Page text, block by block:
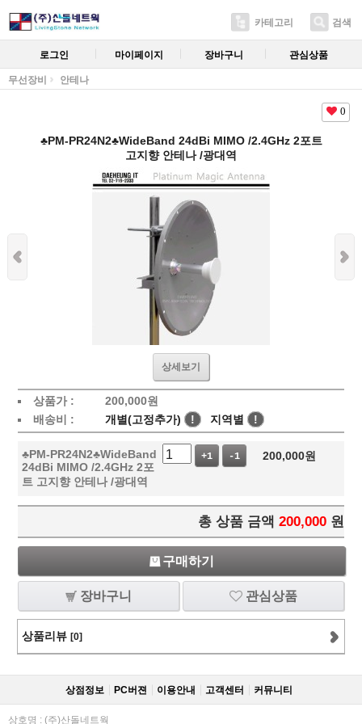
카테고리 검색
로그인 마이페이지 장바구니 관심상품
무선장비 안테나
0
♣PM-PR24N2♣WideBand 24dBi MIMO /2.4GHz 2포트
고지향 안테나 /광대역
상세보기
상품가 : 200,000원
배송비 :
개별(고정추가) ! 지역별 !
♣PM-PR24N2♣WideBand
24dBi MIMO /2.4GHz 2포
트 고지향 안테나 /광대역
+1 -1 200,000원
총 상품 금액 200,000 원
구매하기
장바구니 관심상품
상품리뷰 [0]
상점정보 PC버젼 이용안내 고객센터 커뮤니티
상호명 : (주)산돌네트웍